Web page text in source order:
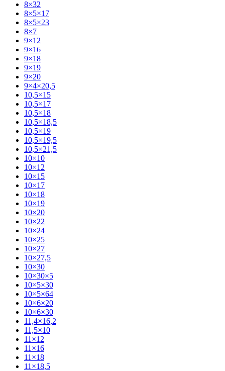
8×32
8×5×17
8×5×23
8×7
9×12
9×16
9×18
9×19
9×20
9×4×20,5
10,5×15
10,5×17
10,5×18
10,5×18,5
10,5×19
10,5×19,5
10,5×21,5
10×10
10×12
10×15
10×17
10×18
10×19
10×20
10×22
10×24
10×25
10×27
10×27,5
10×30
10×30×5
10×5×30
10×5×64
10×6×20
10×6×30
11,4×16,2
11,5×10
11×12
11×16
11×18
11×18,5